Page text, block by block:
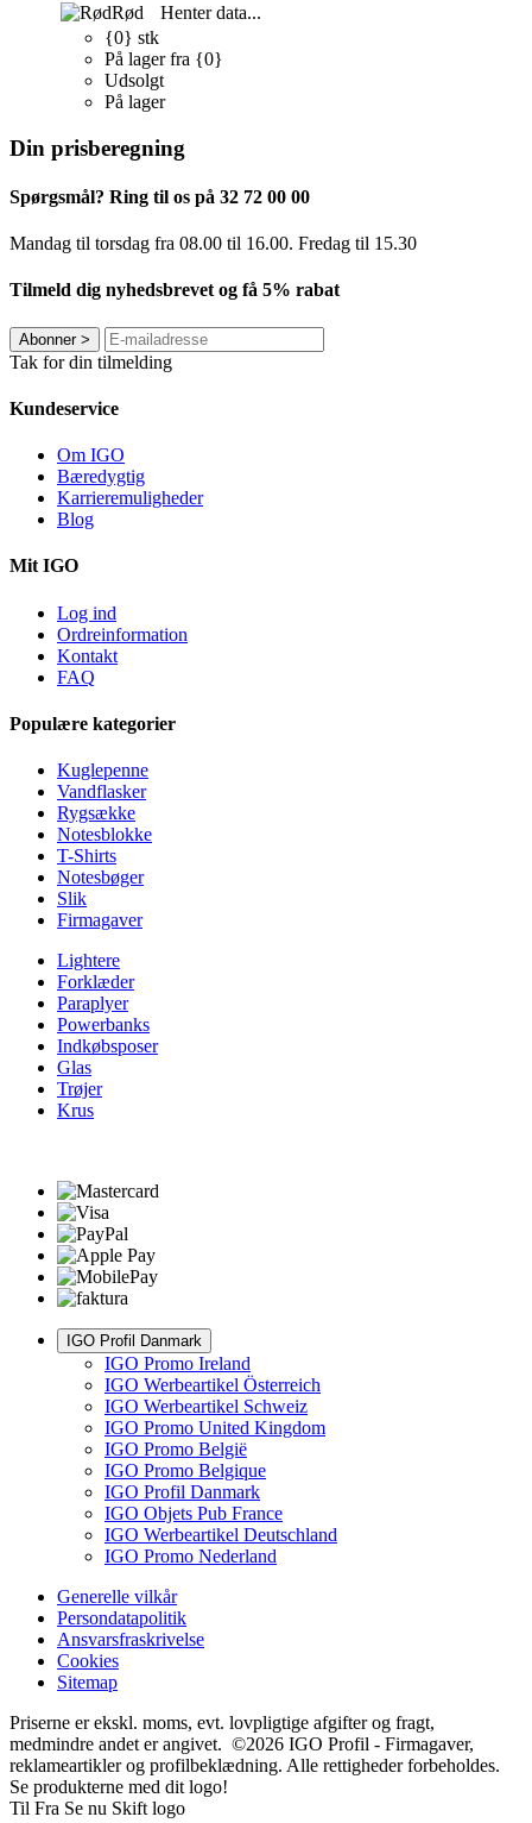
Rød
Henter data...
{0} stk
På lager fra {0}
Udsolgt
På lager
Din prisberegning
Spørgsmål? Ring til os på 32 72 00 00
Mandag til torsdag fra 08.00 til 16.00. Fredag ​​til 15.30
Tilmeld dig nyhedsbrevet og få 5% rabat
Abonner>
Tak for din tilmelding
Kundeservice
Om IGO
Bæredygtig
Karrieremuligheder
Blog
Mit IGO
Log ind
Ordreinformation
Kontakt
FAQ
Populære kategorier
Kuglepenne
Vandflasker
Rygsække
Notesblokke
T-Shirts
Notesbøger
Slik
Firmagaver
Lightere
Forklæder
Paraplyer
Powerbanks
Indkøbsposer
Glas
Trøjer
Krus
IGO Profil Danmark
IGO Promo Ireland
IGO Werbeartikel Österreich
IGO Werbeartikel Schweiz
IGO Promo United Kingdom
IGO Promo België
IGO Promo Belgique
IGO Profil Danmark
IGO Objets Pub France
IGO Werbeartikel Deutschland
IGO Promo Nederland
Generelle vilkår
Persondatapolitik
Ansvarsfraskrivelse
Cookies
Sitemap
Priserne er ekskl. moms, evt. lovpligtige afgifter og fragt,
medmindre andet er angivet. ©2026 IGO Profil - Firmagaver,
reklameartikler og profilbeklædning. Alle rettigheder forbeholdes.
Se produkterne med dit logo!
Til Fra Se nu Skift logo